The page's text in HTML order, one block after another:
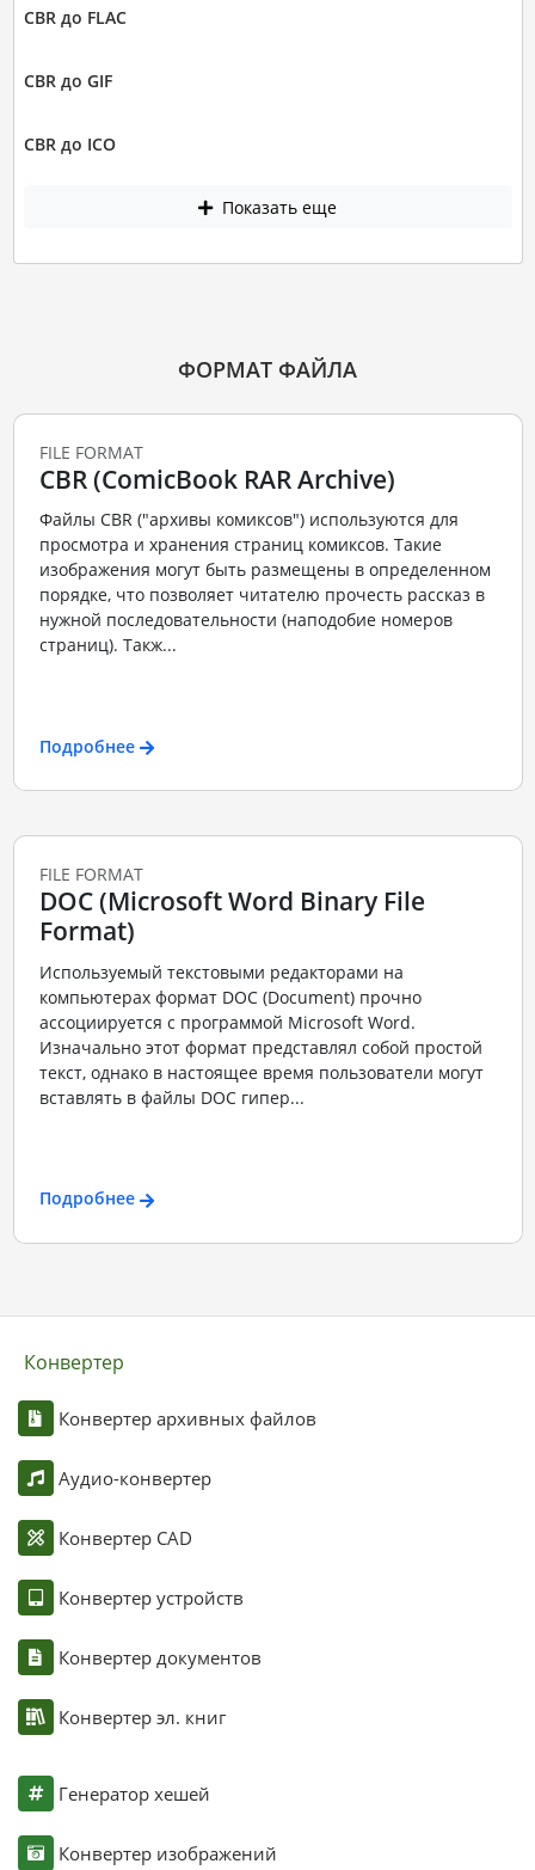
CBR до FLAC
CBR до GIF
CBR до ICO
Показать еще
ФОРМАТ ФАЙЛА
FILE FORMAT
CBR (ComicBook RAR Archive)
Файлы CBR ("архивы комиксов") используются для
просмотра и хранения страниц комиксов. Такие
изображения могут быть размещены в определенном
порядке, что позволяет читателю прочесть рассказ в
нужной последовательности (наподобие номеров
страниц). Такж...
Подробнее
FILE FORMAT
DOC (Microsoft Word Binary File
Format)
Используемый текстовыми редакторами на
компьютерах формат DOC (Document) прочно
ассоциируется с программой Microsoft Word.
Изначально этот формат представлял собой простой
текст, однако в настоящее время пользователи могут
вставлять в файлы DOC гипер...
Подробнее
Конвертер
Конвертер архивных файлов
Аудио-конвертер
Конвертер CAD
Конвертер устройств
Конвертер документов
Конвертер эл. книг
Генератор хешей
Конвертер изображений